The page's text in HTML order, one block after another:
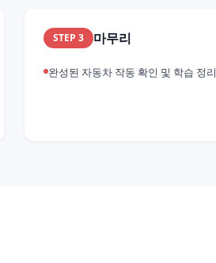
STEP 3 마무리
완성된 자동차 작동 확인 및 학습 정리